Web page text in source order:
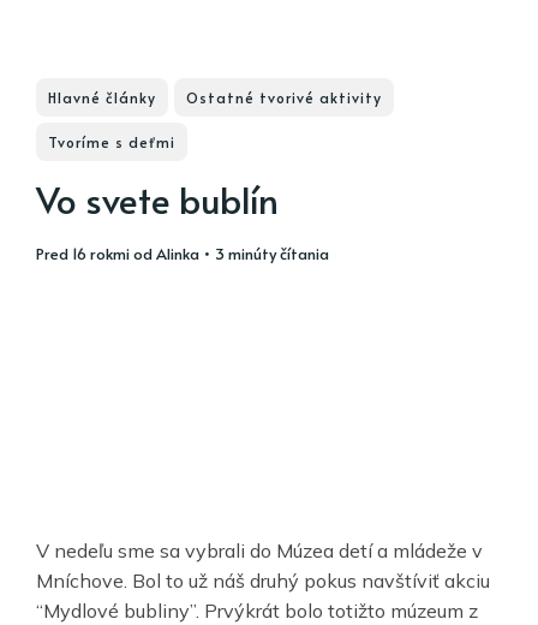
Hlavné články Ostatné tvorivé aktivity
Tvoríme s deťmi
Vo svete bublín
pred 16 rokmiodAlinka • 3 minúty čítania
V nedeľu sme sa vybrali do Múzea detí a mládeže v
Mníchove. Bol to už náš druhý pokus navštíviť akciu
“Mydlové bubliny”. Prvýkrát bolo totižto múzeum z